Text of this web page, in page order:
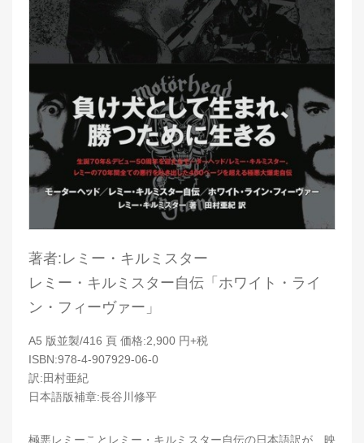
著者:レミー・キルミスター
レミー・キルミスター自伝「ホワイト・ライ
ン・フィーヴァー」
A5 版並製/416 頁 価格:2,900 円+税
ISBN:978-4-907929-06-0
訳:田村亜紀
日本語版補章:長谷川修平
極悪レミーことレミー・キルミスター自伝の日本語訳が、映